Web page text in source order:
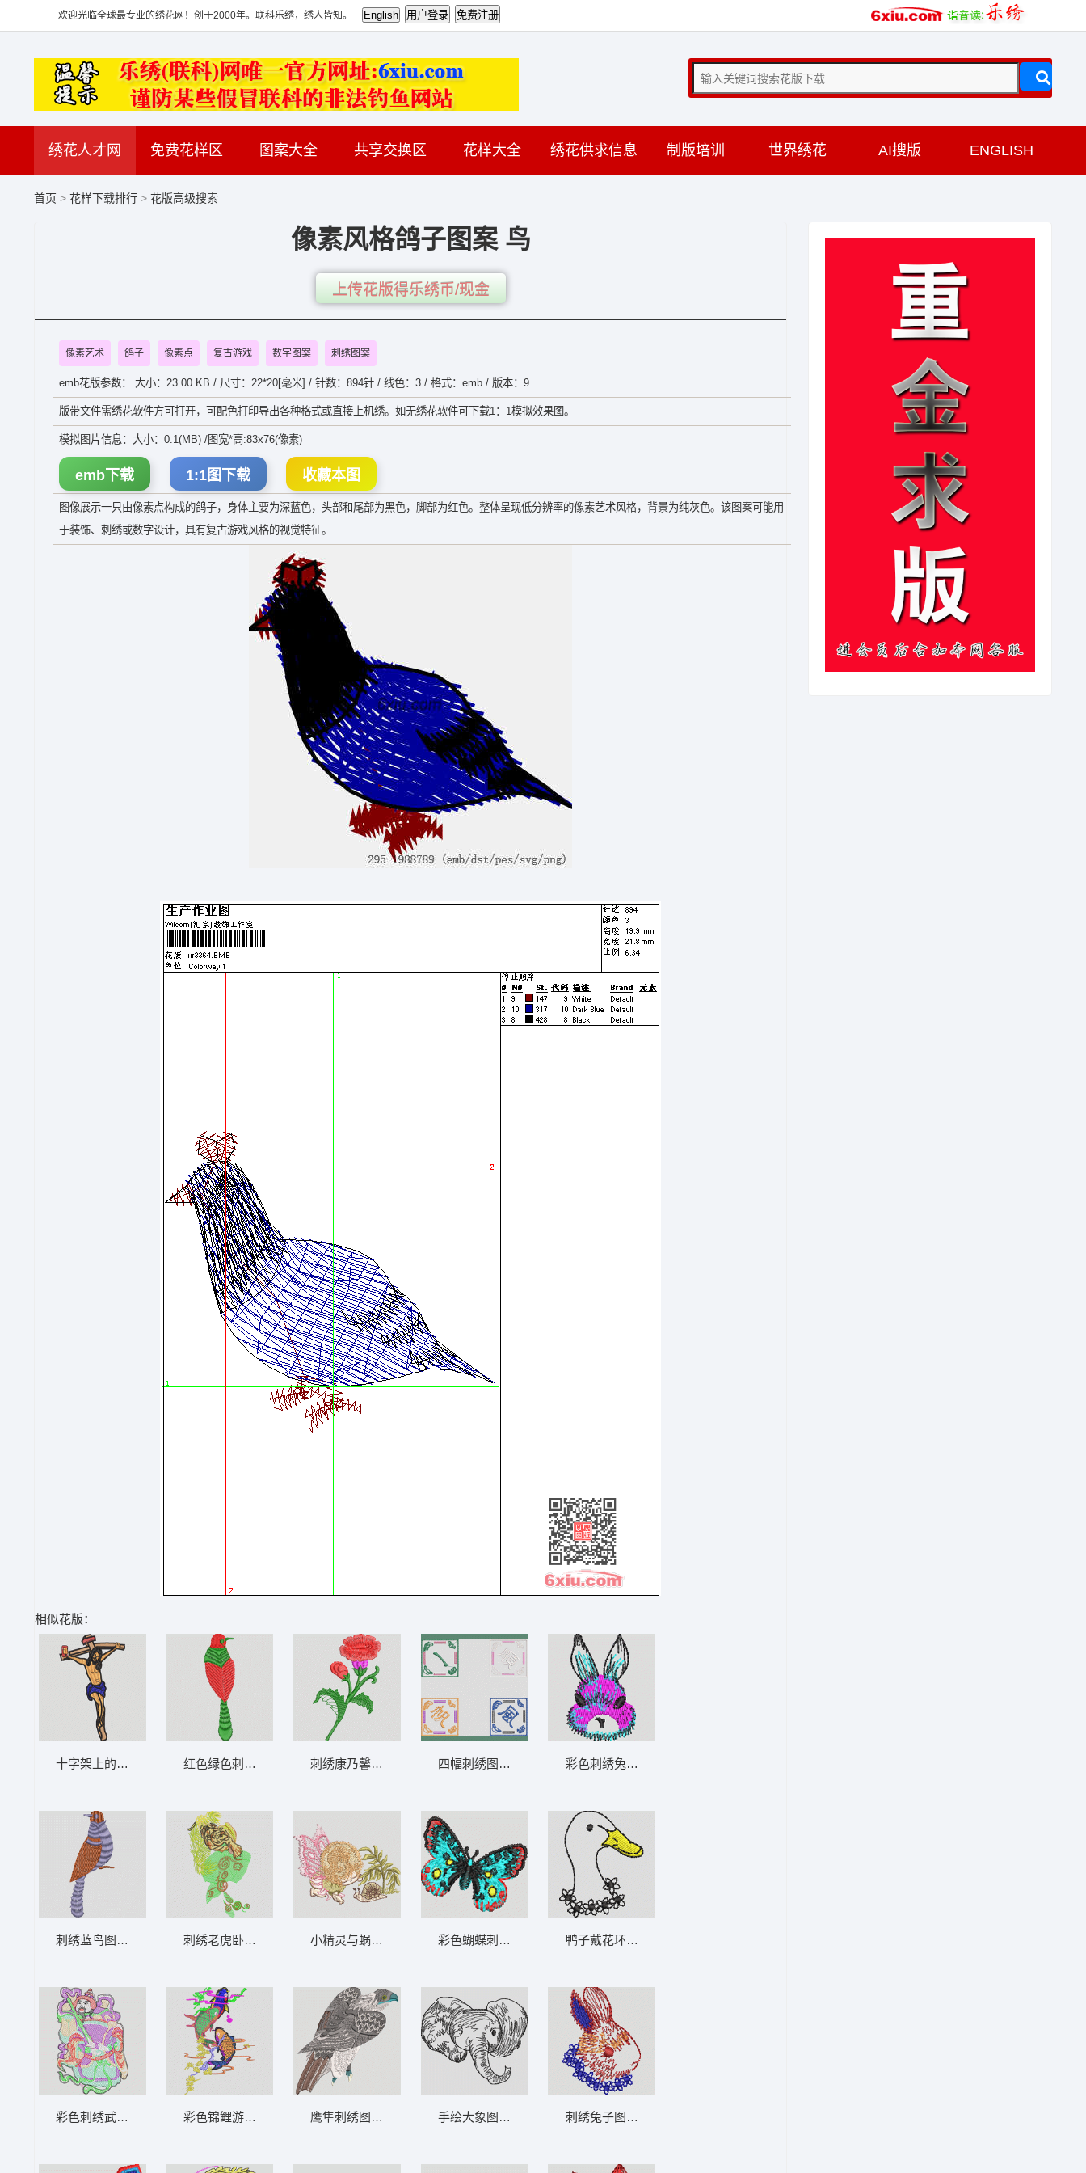
欢迎光临全球最专业的绣花网！创于2000年。联科乐绣，绣人皆知。
绣花人才网 免费花样区 图案大全 共享交换区 花样大全 绣花供求信息 制版培训 世界绣花 AI搜版 ENGLISH
首页 > 花样下载排行 > 花版高级搜索
像素风格鸽子图案 鸟
上传花版得乐绣币/现金
像素艺术 鸽子 像素点 复古游戏 数字图案 刺绣图案
emb花版参数： 大小：23.00 KB / 尺寸：22*20[毫米] / 针数：894针 / 线色：3 / 格式：emb / 版本：9
版带文件需绣花软件方可打开，可配色打印导出各种格式或直接上机绣。如无绣花软件可下载1：1模拟效果图。
模拟图片信息：大小：0.1(MB) /图宽*高:83x76(像素)
emb下载 1:1图下载 收藏本图
图像展示一只由像素点构成的鸽子，身体主要为深蓝色，头部和尾部为黑色，脚部为红色。整体呈现低分辨率的像素艺术风格，背景为纯灰色。该图案可能用
于装饰、刺绣或数字设计，具有复古游戏风格的视觉特征。
相似花版：
十字架上的耶稣像 耶稣 基督
刺绣蓝鸟图案 鸟
彩色刺绣武将形象 古代中国门神武将
红色绿色刺绣鸟图案 鸟
刺绣老虎卧于绿叶间 老虎
彩色锦鲤游动图案 鲤鱼
刺绣康乃馨花枝图案 靓花
小精灵与蜗牛共处 蝴蝶 童 小蜗牛
鹰隼刺绣图案 鹰
四幅刺绣图案展示汉字与鱼纹 一帆风顺
彩色蝴蝶刺绣图案 蝴蝶
手绘大象图案 大象
彩色刺绣兔子头像 兔
鸭子戴花环图案 鹅
刺绣兔子图案 兔